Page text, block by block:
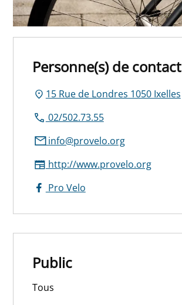
Personne(s) de contact
15 Rue de Londres 1050 Ixelles
02/502.73.55
info@provelo.org
http://www.provelo.org
Pro Velo
Public
Tous